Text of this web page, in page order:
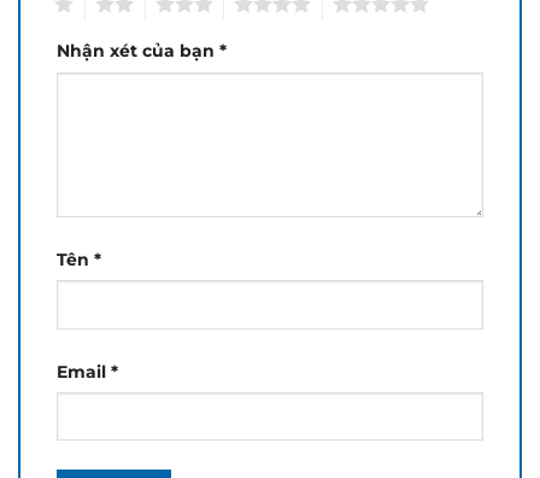
Nhận xét của bạn *
Tên *
Email *